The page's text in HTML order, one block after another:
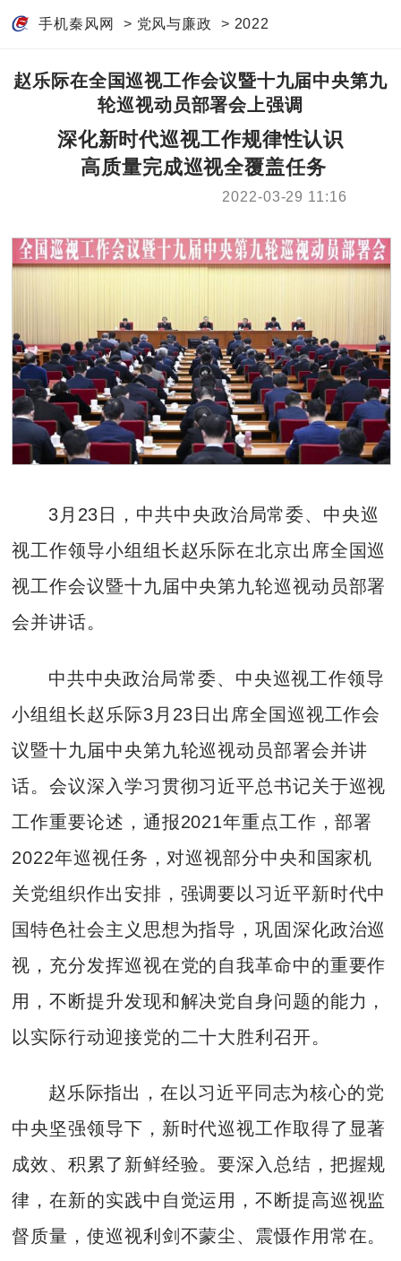
手机秦风网 > 党风与廉政 > 2022
赵乐际在全国巡视工作会议暨十九届中央第九
轮巡视动员部署会上强调
深化新时代巡视工作规律性认识
高质量完成巡视全覆盖任务
2022-03-29 11:16
3月23日，中共中央政治局常委、中央巡
视工作领导小组组长赵乐际在北京出席全国巡
视工作会议暨十九届中央第九轮巡视动员部署
会并讲话。
中共中央政治局常委、中央巡视工作领导
小组组长赵乐际3月23日出席全国巡视工作会
议暨十九届中央第九轮巡视动员部署会并讲
话。会议深入学习贯彻习近平总书记关于巡视
工作重要论述，通报2021年重点工作，部署
2022年巡视任务，对巡视部分中央和国家机
关党组织作出安排，强调要以习近平新时代中
国特色社会主义思想为指导，巩固深化政治巡
视，充分发挥巡视在党的自我革命中的重要作
用，不断提升发现和解决党自身问题的能力，
以实际行动迎接党的二十大胜利召开。
赵乐际指出，在以习近平同志为核心的党
中央坚强领导下，新时代巡视工作取得了显著
成效、积累了新鲜经验。要深入总结，把握规
律，在新的实践中自觉运用，不断提高巡视监
督质量，使巡视利剑不蒙尘、震慑作用常在。